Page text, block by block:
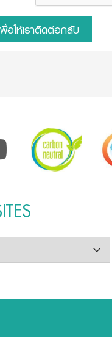
อให้เราติดต่อกลับ